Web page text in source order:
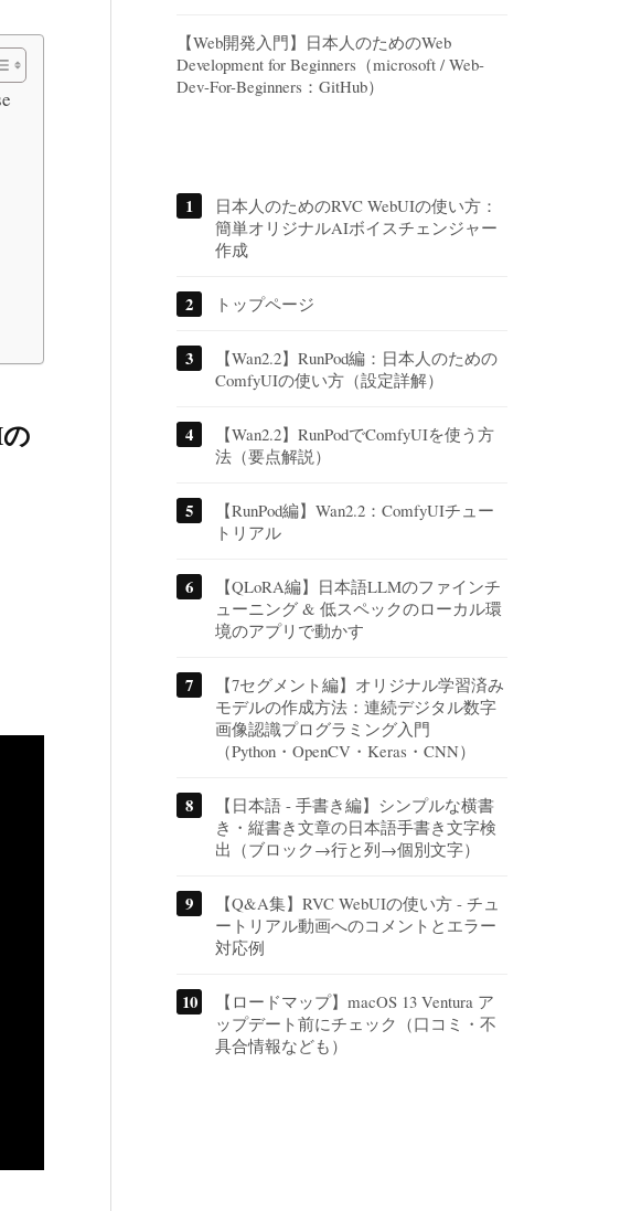
【Web開発入門】日本人のためのWeb
Development for Beginners（microsoft / Web-
Dev-For-Beginners：GitHub）
日本人のためのRVC WebUIの使い方：
簡単オリジナルAIボイスチェンジャー
作成
トップページ
【Wan2.2】RunPod編：日本人のための
ComfyUIの使い方（設定詳解）
【Wan2.2】RunPodでComfyUIを使う方
法（要点解説）
【RunPod編】Wan2.2：ComfyUIチュー
トリアル
【QLoRA編】日本語LLMのファインチ
ューニング & 低スペックのローカル環
境のアプリで動かす
【7セグメント編】オリジナル学習済み
モデルの作成方法：連続デジタル数字
画像認識プログラミング入門
（Python・OpenCV・Keras・CNN）
【日本語 - 手書き編】シンプルな横書
き・縦書き文章の日本語手書き文字検
出（ブロック→行と列→個別文字）
【Q&A集】RVC WebUIの使い方 - チュ
ートリアル動画へのコメントとエラー
対応例
【ロードマップ】macOS 13 Ventura ア
ップデート前にチェック（口コミ・不
具合情報なども）